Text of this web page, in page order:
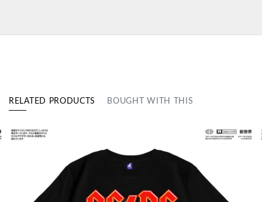
RELATED PRODUCTS BOUGHT WITH THIS